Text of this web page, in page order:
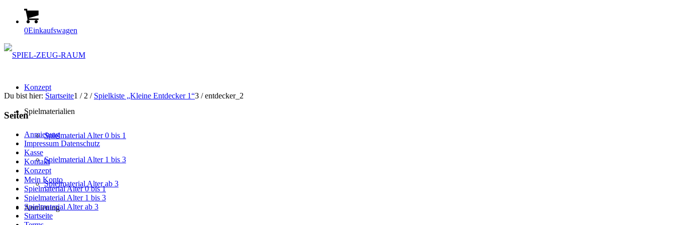
0Einkaufswagen
Konzept
Spielmaterialien
Spielmaterial Alter 0 bis 1
Spielmaterial Alter 1 bis 3
Spielmaterial Alter ab 3
Anmietung
Du bist hier: Startseite1 / 2 / Spielkiste „Kleine Entdecker 1“3 / entdecker_2
Seiten
Anmietung
Impressum Datenschutz
Kasse
Kontakt
Konzept
Mein Konto
Spielmaterial Alter 0 bis 1
Spielmaterial Alter 1 bis 3
Spielmaterial Alter ab 3
Startseite